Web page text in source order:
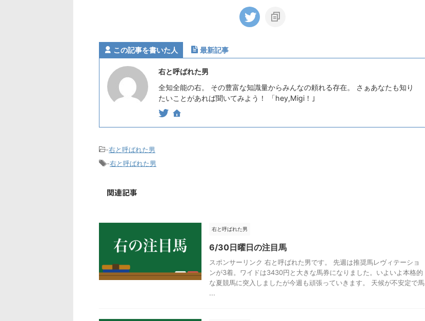
この記事を書いた人 最新記事
右と呼ばれた男
全知全能の右。 その豊富な知識量からみんなの頼れる存在。 さぁあなたも知り
たいことがあれば聞いてみよう！ 「hey,Migi！｣
-右と呼ばれた男
-右と呼ばれた男
関連記事
右と呼ばれた男
6/30日曜日の注目馬
スポンサーリンク 右と呼ばれた男です。 先週は推奨馬レヴィテーショ
ンが3着。ワイドは3430円と大きな馬券になりました。いよいよ本格的
な夏競馬に突入しましたが今週も頑張っていきます。 天候が不安定で馬
...